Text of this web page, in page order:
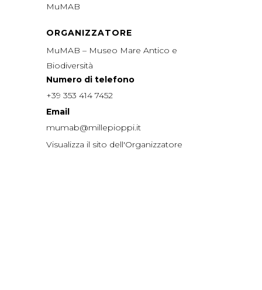
MuMAB
ORGANIZZATORE
MuMAB – Museo Mare Antico e
Biodiversità
Numero di telefono
+39 353 414 7452
Email
mumab@millepioppi.it
Visualizza il sito dell'Organizzatore